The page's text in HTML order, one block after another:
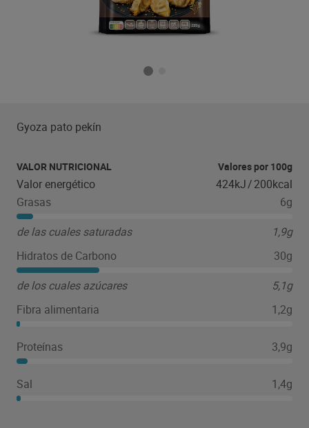
Gyoza pato pekín
VALOR NUTRICIONAL Valores por 100g
Valor energético 424kJ/200kcal
Grasas
6g
de las cuales saturadas
1,9g
Hidratos de Carbono
30g
de los cuales azúcares
5,1g
Fibra alimentaria
1,2g
Proteínas 3,9g
Sal 1,4g